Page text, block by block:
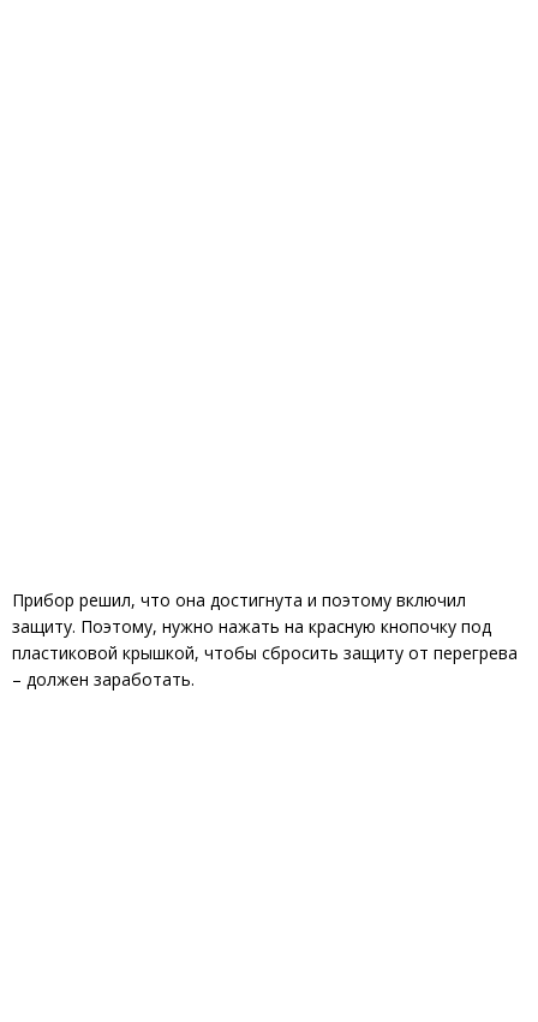
Прибор решил, что она достигнута и поэтому включил
защиту. Поэтому, нужно нажать на красную кнопочку под
пластиковой крышкой, чтобы сбросить защиту от перегрева
– должен заработать.